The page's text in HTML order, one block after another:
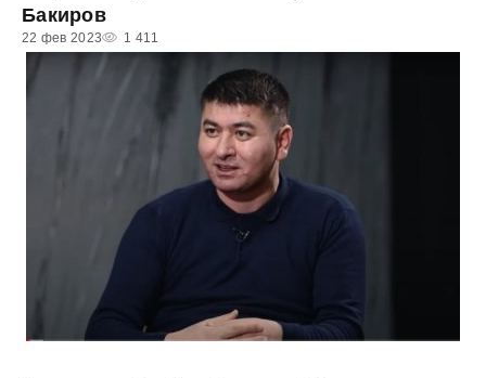
Бакиров
22 фев 2023 1 411